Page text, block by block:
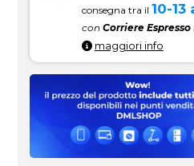
consegna tra il 10-
con Corriere Espresso
maggiori info